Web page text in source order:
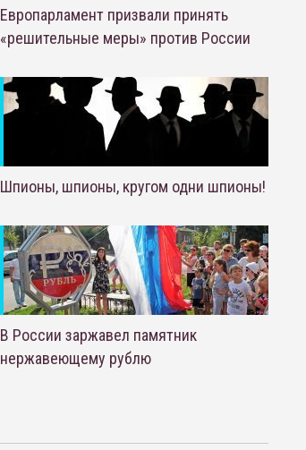
Европарламент призвали принять
«решительные меры» против России
Шпионы, шпионы, кругом одни шпионы!
В России заржавел памятник
нержавеющему рублю